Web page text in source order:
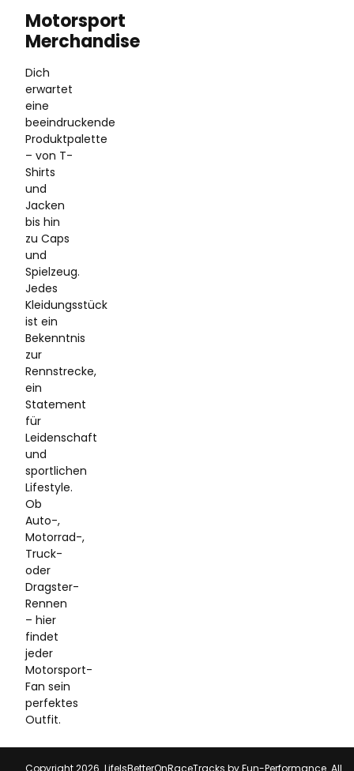
Motorsport
Merchandise
Dich
erwartet
eine
beeindruckende
Produktpalette
– von T-
Shirts
und
Jacken
bis hin
zu Caps
und
Spielzeug.
Jedes
Kleidungsstück
ist ein
Bekenntnis
zur
Rennstrecke,
ein
Statement
für
Leidenschaft
und
sportlichen
Lifestyle.
Ob
Auto-,
Motorrad-,
Truck-
oder
Dragster-
Rennen
– hier
findet
jeder
Motorsport-
Fan sein
perfektes
Outfit.
Copyright 2026. LifeIsBetterOnRaceTracks by Fun-Performance. All